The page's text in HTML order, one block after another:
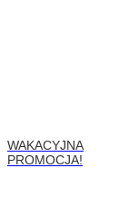
WAKACYJNA
PROMOCJA!